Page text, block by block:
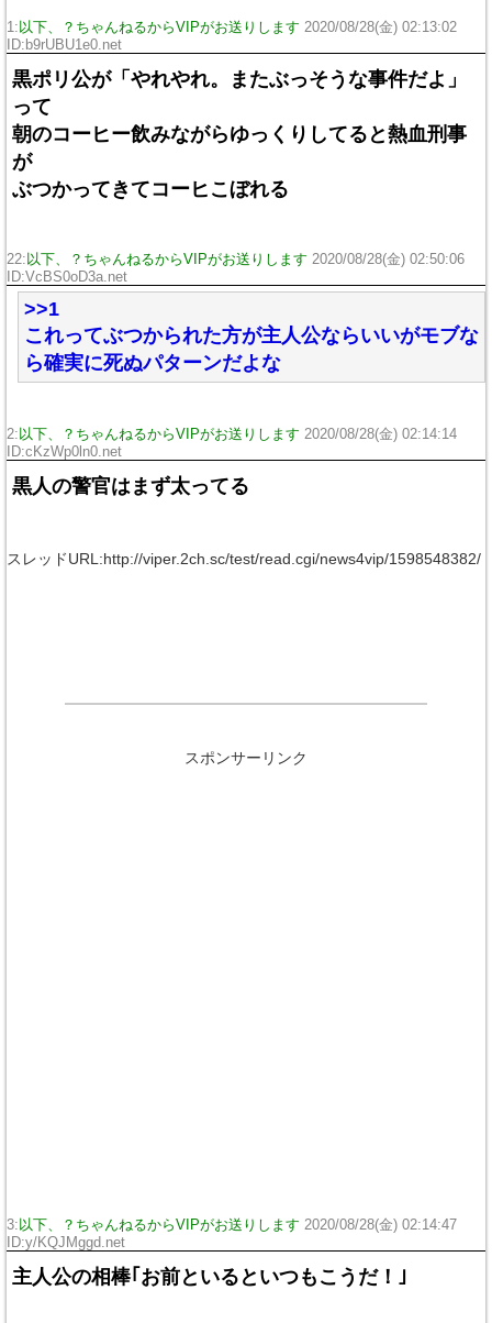
1: 以下、？ちゃんねるからVIPがお送りします 2020/08/28(金) 02:13:02
ID:b9rUBU1e0.net
黒ポリ公が「やれやれ。またぶっそうな事件だよ」
って
朝のコーヒー飲みながらゆっくりしてると熱血刑事
が
ぶつかってきてコーヒこぼれる
22: 以下、？ちゃんねるからVIPがお送りします 2020/08/28(金) 02:50:06
ID:VcBS0oD3a.net
>>1
これってぶつかられた方が主人公ならいいがモブな
ら確実に死ぬパターンだよな
2: 以下、？ちゃんねるからVIPがお送りします 2020/08/28(金) 02:14:14
ID:cKzWp0ln0.net
黒人の警官はまず太ってる
スレッドURL:http://viper.2ch.sc/test/read.cgi/news4vip/1598548382/
スポンサーリンク
3: 以下、？ちゃんねるからVIPがお送りします 2020/08/28(金) 02:14:47
ID:y/KQJMggd.net
主人公の相棒｢お前といるといつもこうだ！｣